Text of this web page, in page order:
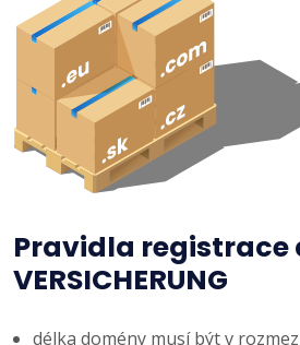
Pravidla registrace
VERSICHERUNG
délka domény musí být v